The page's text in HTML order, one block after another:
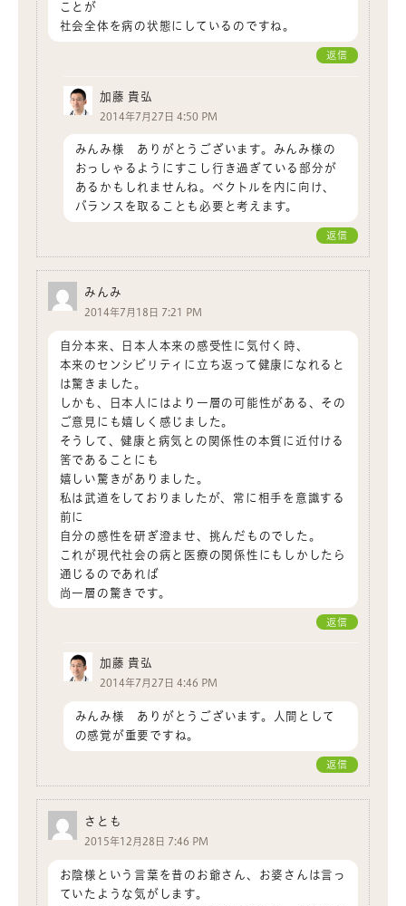
ことが
社会全体を病の状態にしているのですね。
返信
加藤 貴弘
2014年7月27日 4:50 PM
みんみ様 ありがとうございます。みんみ様の
おっしゃるようにすこし行き過ぎている部分が
あるかもしれませんね。ベクトルを内に向け、
バランスを取ることも必要と考えます。
返信
みんみ
2014年7月18日 7:21 PM
自分本来、日本人本来の感受性に気付く時、
本来のセンシビリティに立ち返って健康になれると
は驚きました。
しかも、日本人にはより一層の可能性がある、その
ご意見にも嬉しく感じました。
そうして、健康と病気との関係性の本質に近付ける
筈であることにも
嬉しい驚きがありました。
私は武道をしておりましたが、常に相手を意識する
前に
自分の感性を研ぎ澄ませ、挑んだものでした。
これが現代社会の病と医療の関係性にもしかしたら
通じるのであれば
尚一層の驚きです。
返信
加藤 貴弘
2014年7月27日 4:46 PM
みんみ様 ありがとうございます。人間として
の感覚が重要ですね。
返信
さとも
2015年12月28日 7:46 PM
お陰様という言葉を昔のお爺さん、お婆さんは言っ
ていたような気がします。